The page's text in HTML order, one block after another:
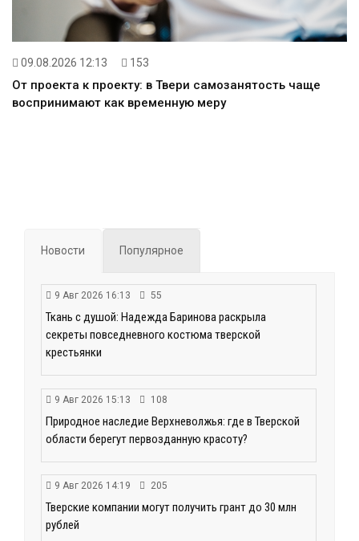
09.08.2026 12:13 153
От проекта к проекту: в Твери самозанятость чаще
воспринимают как временную меру
Новости Популярное
9 Авг 2026 16:13 55
Ткань с душой: Надежда Баринова раскрыла
секреты повседневного костюма тверской
крестьянки
9 Авг 2026 15:13 108
Природное наследие Верхневолжья: где в Тверской
области берегут первозданную красоту?
9 Авг 2026 14:19 205
Тверские компании могут получить грант до 30 млн
рублей